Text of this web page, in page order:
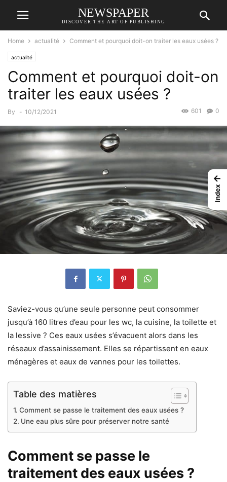
NEWSPAPER
DISCOVER THE ART OF PUBLISHING
Home actualité Comment et pourquoi doit-on traiter les eaux usées ?
actualité
Comment et pourquoi doit-on
traiter les eaux usées ?
By - 10/12/2021 0
601
Saviez-vous qu’une seule personne peut consommer
jusqu’à 160 litres d’eau pour les wc, la cuisine, la toilette et
la lessive ? Ces eaux usées s’évacuent alors dans les
réseaux d’assainissement. Elles se répartissent en eaux
ménagères et eaux de vannes pour les toilettes.
Table des matières
Comment se passe le traitement des eaux usées ?
Une eau plus sûre pour préserver notre santé
Comment se passe le
traitement des eaux usées ?
←
Index